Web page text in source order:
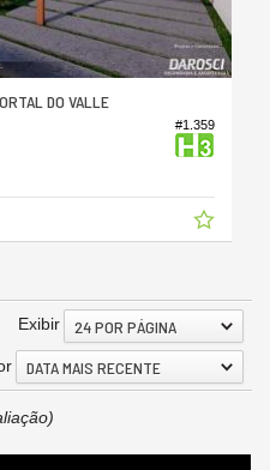
#1.359
DO VALLE
Exibir 24 POR PÁGINA
DATA MAIS RECENTE